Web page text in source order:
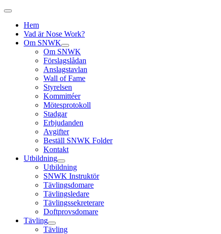
Hem
Vad är Nose Work?
Om SNWK
Om SNWK
Förslagslådan
Anslagstavlan
Wall of Fame
Styrelsen
Kommittéer
Mötesprotokoll
Stadgar
Erbjudanden
Avgifter
Beställ SNWK Folder
Kontakt
Utbildning
Utbildning
SNWK Instruktör
Tävlingsdomare
Tävlingsledare
Tävlingssekreterare
Doftprovsdomare
Tävling
Tävling